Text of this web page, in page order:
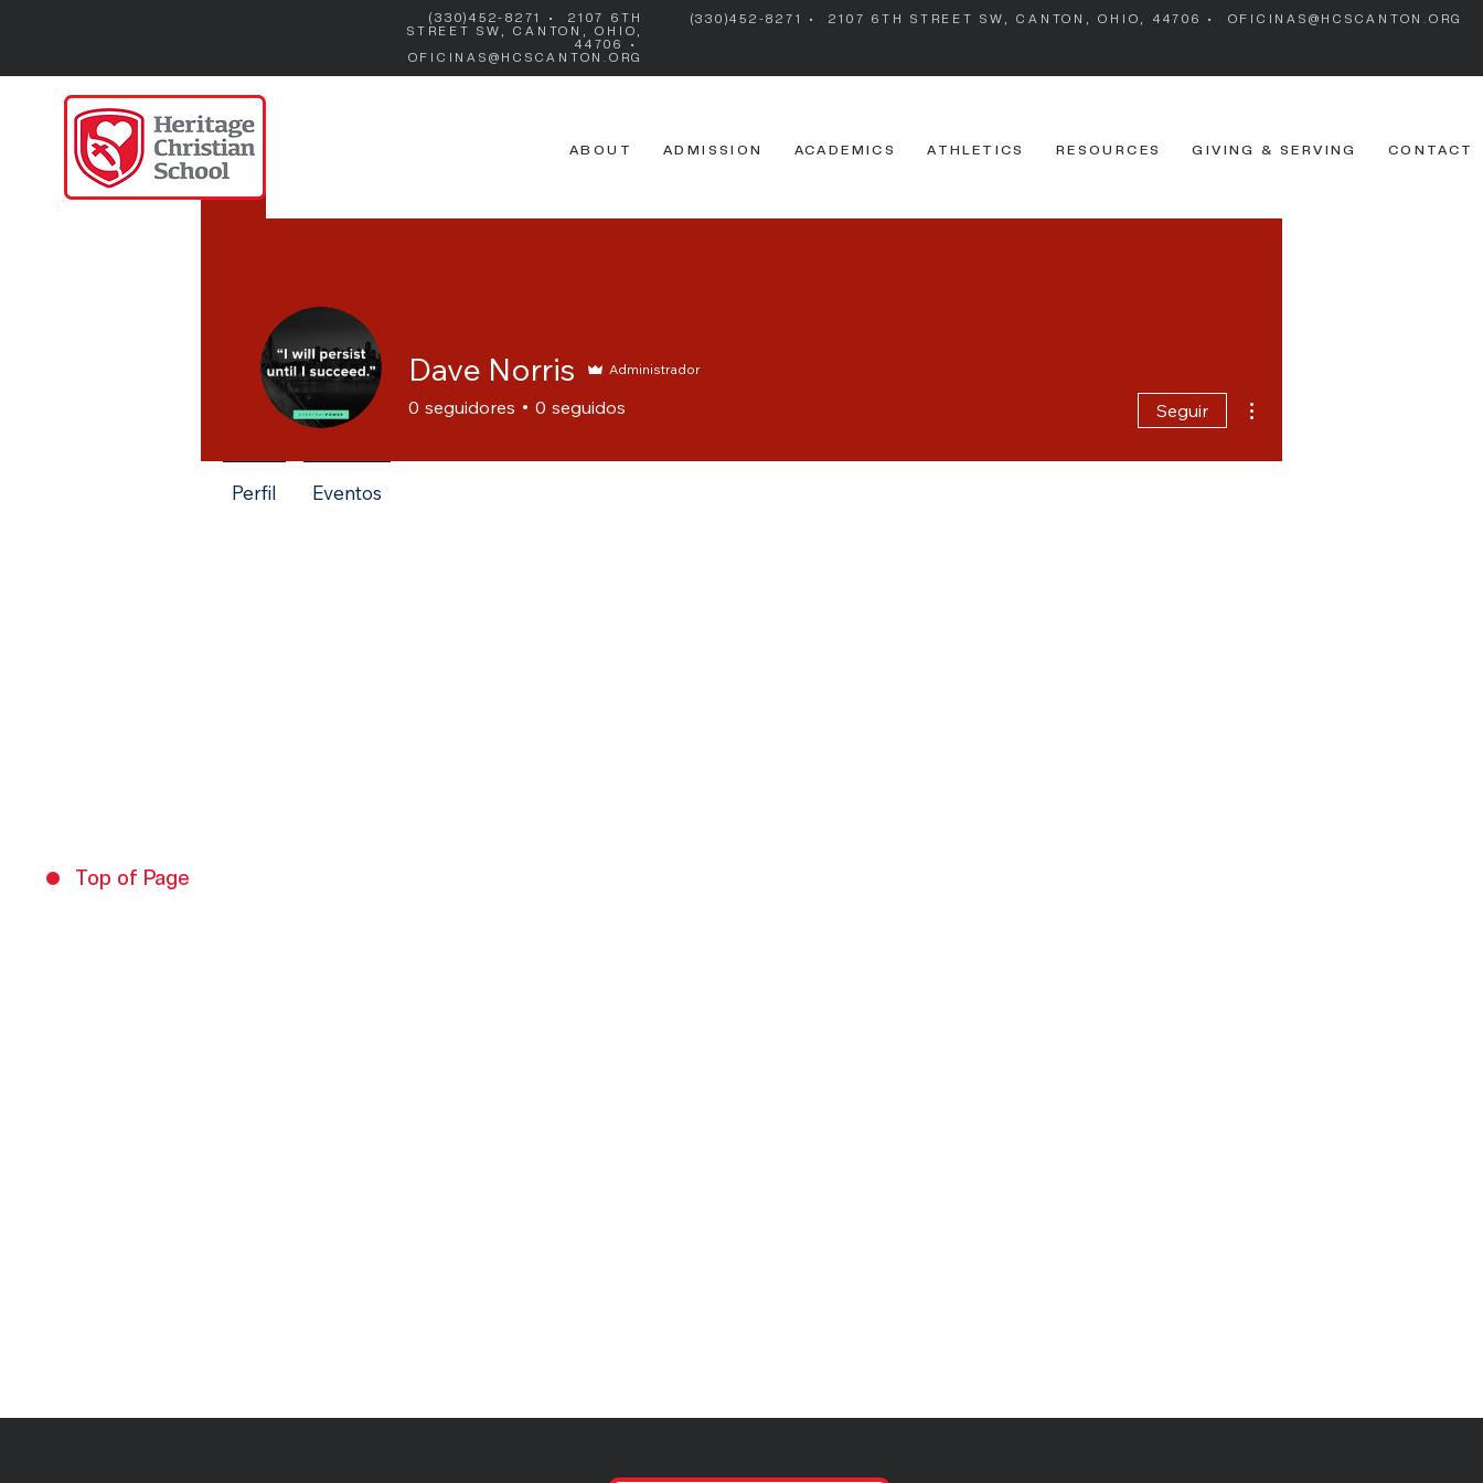
(330)452-8271 • 2107 6TH
STREET SW, CANTON, OHIO,
44706 •
OFICINAS@HCSCANTON.ORG
(330)452-8271 • 2107 6TH STREET SW, CANTON, OHIO, 44706 • OFICINAS@HCSCANTON.ORG
ABOUT ADMISSION ACADEMICS ATHLETICS RESOURCES GIVING & SERVING CONTACT
Top of Page
Dave Norris Administrador
0 seguidores 0 seguidos Seguir
Perfil Eventos